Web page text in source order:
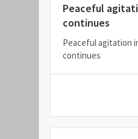
Peaceful
continues
Peaceful agitation
continues